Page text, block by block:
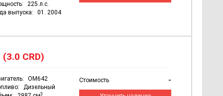
225 л.с.
выпуска:
01. 2004
CRD)
OM642
Дизельный
3
Стоимость -